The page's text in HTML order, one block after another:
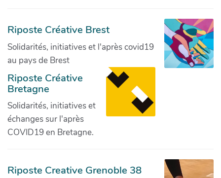
Riposte Créative Brest
Solidarités, initiatives et l'après covid19
au pays de Brest
Riposte Créative
Bretagne
Solidarités, initiatives et
échanges sur l'après
COVID19 en Bretagne.
Riposte Creative Grenoble 38